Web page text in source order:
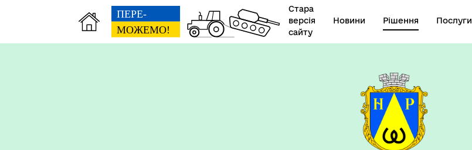
Стара
версія
сайту
Новини Рішення Послуги
Діяльність